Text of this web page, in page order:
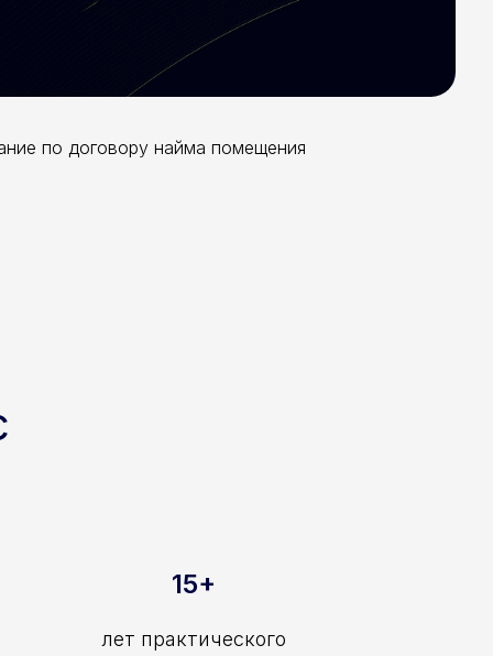
по договору найма помещения
15+
лет практического